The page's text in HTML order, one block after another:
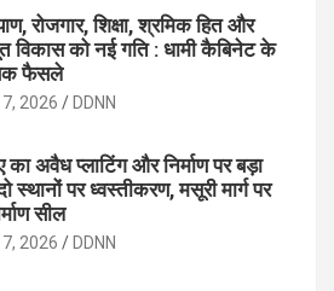
रोजगार, शिक्षा, श्रमिक हित और
विकास को नई गति : धामी कैबिनेट के
फैसले
2026 DDNN
का अवैध प्लाटिंग और निर्माण पर बड़ा
स्थानों पर ध्वस्तीकरण, मसूरी मार्ग पर
सील
2026 DDNN